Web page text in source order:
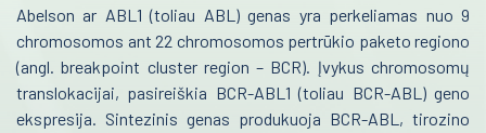
Psichiatrija
Neurologija
Retos ligos
Endokrinologija
Anesteziologija
Kraujo centras
Abelson ar ABL1 (toliau ABL) genas yra perkeliamas nuo 9
chromosomos ant 22 chromosomos pertrūkio paketo regiono
(angl. breakpoint cluster region – BCR). Įvykus chromosomų
translokacijai, pasireiškia BCR-ABL1 (toliau BCR-ABL) geno
ekspresija. Sintezinis genas produkuoja BCR-ABL, tirozino